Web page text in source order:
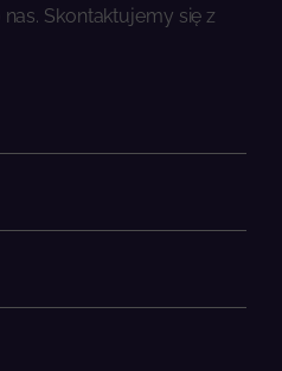
Skontaktujemy się z